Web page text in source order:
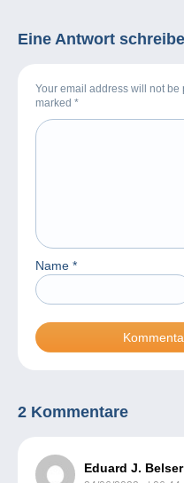
Eine Antwort
Your email address will not
marked *
Name *
2 Kommentare
Eduard J. Belser